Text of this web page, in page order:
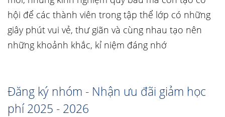
hội để các thành viên trong tập thể lớp có những
giây phút vui vẻ, thư giãn và cùng nhau tạo nên
những khoảnh khắc, kỉ niệm đáng nhớ
Đăng ký nhóm - Nhận ưu đãi giảm học
phí 2025 - 2026